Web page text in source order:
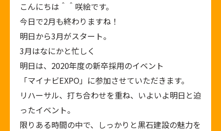
こんにちは＾＾咲絵です。
今日で2月も終わりますね！
明日から3月がスタート。
3月はなにかと忙しく
明日は、2020年度の新卒採用のイベント
「マイナビEXPO」に参加させていただきます。
リハーサル、打ち合わせを重ね、いよいよ明日と迫
ったイベント。
限りある時間の中で、しっかりと黒石建設の魅力を